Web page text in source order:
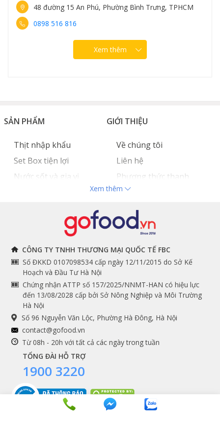
48 đường 15 An Phú, Phường Bình Trưng, TPHCM
0898 516 816
Xem thêm
SẢN PHẨM
Thịt nhập khẩu
Set Box tiện lợi
Nước sốt và gia vị
GIỚI THIỆU
Về chúng tôi
Liên hệ
Phương thức thanh
toán
Tuyển dụng
THÔNG TIN
Chính sách và quy định
chung
Hướng dẫn đặt hàng
Cam kết chất lượng
THEO DÕI NGAY
Facebook
Instagram
Youtube
Tiktok
Shopee
DỊCH VỤ
Premium services
Xem thêm
CÔNG TY TNHH THƯƠNG MẠI QUỐC TẾ FBC
Số ĐKKD 0107098534 cấp ngày 12/11/2015 do Sở Kế
Hoạch và Đầu Tư Hà Nội
Chứng nhận ATTP số 157/2025/NNMT-HAN có hiệu lực
đến 13/08/2028 cấp bởi Sở Nông Nghiệp và Môi Trường
Hà Nội
Số 96 Nguyễn Văn Lộc, Phường Hà Đông, Hà Nội
contact@gofood.vn
Từ 08h - 20h với tất cả các ngày trong tuần
TỔNG ĐÀI HỖ TRỢ
1900 3220